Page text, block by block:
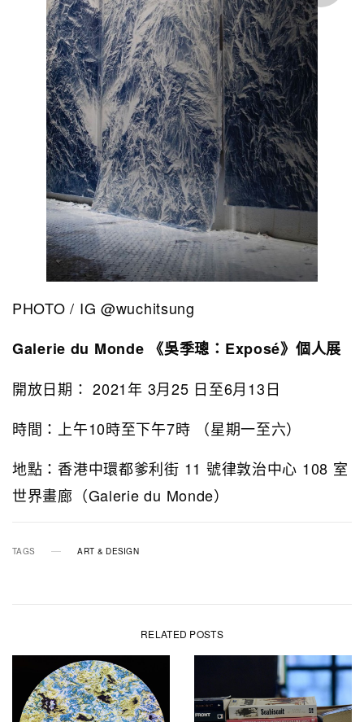
PHOTO / IG @wuchitsung
Galerie du Monde 《吳季璁：Exposé》個人展
開放日期： 2021年 3月25 日至6月13日
時間：上午10時至下午7時 （星期一至六）
地點：香港中環都爹利街 11 號律敦治中心 108 室
世界畫廊（Galerie du Monde）
TAGS ART & DESIGN
RELATED POSTS